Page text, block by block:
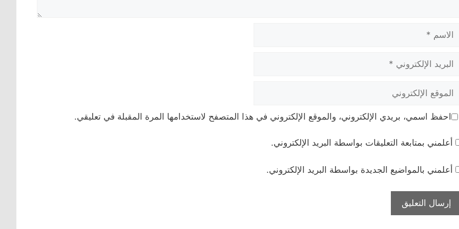
الاسم
البريد
الإلكتروني
الموقع
الإلكتروني
احفظ اسمي، بريدي الإلكتروني، والموقع الإلكتروني في هذا المتصفح لاستخدامها المرة المقبلة في تعليقي.
أعلمني بمتابعة التعليقات بواسطة البريد الإلكتروني.
أعلمني بالمواضيع الجديدة بواسطة البريد الإلكتروني.